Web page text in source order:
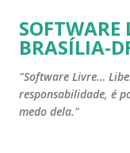
Pular
SOFTWARE
BRASÍLIA-
"Software Livre…
responsabilidade, é
medo dela."